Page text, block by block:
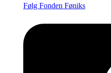
Følg Fonden Føniks